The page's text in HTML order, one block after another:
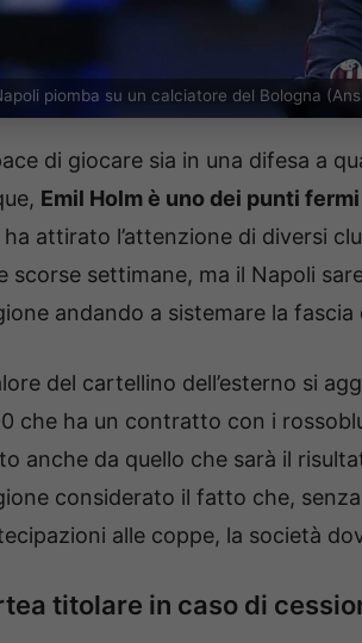
piomba su un calciatore del Bologna
di giocare sia in una difesa a
Emil Holm è uno dei punti
ha attirato l’attenzione di diversi
scorse settimane, ma il Napoli
andando a sistemare la fascia
del cartellino dell’esterno si
che ha un contratto con i
anche da quello che sarà il
considerato il fatto che,
alle coppe, la società
titolare in caso di